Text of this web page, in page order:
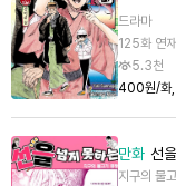
드라마
125화 연
5.3천
400원/화
만화 선
지구의 물